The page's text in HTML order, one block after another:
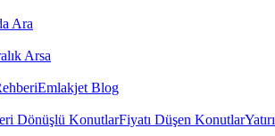
Ara
Arsa
Emlakjet Blog
Dönüşlü KonutlarFiyatı Düşen Konutlar